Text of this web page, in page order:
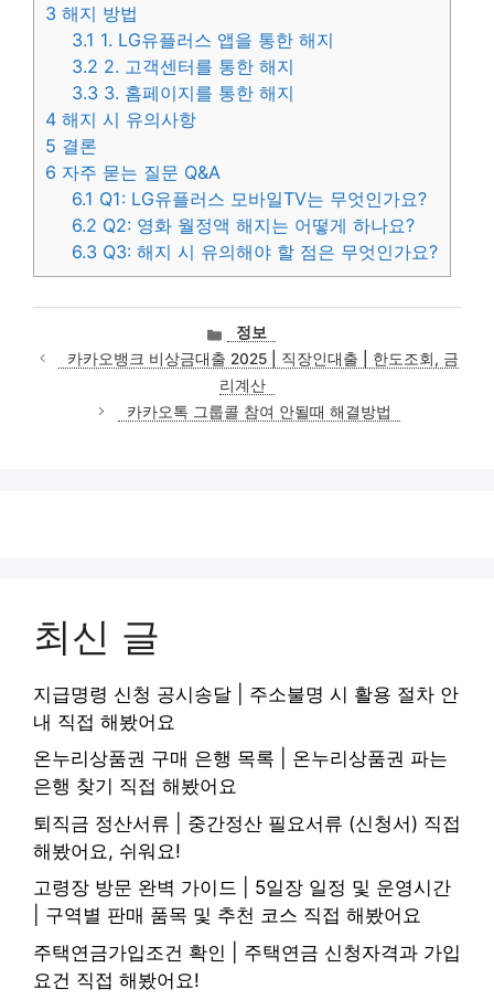
3 해지 방법
3.1 1. LG유플러스 앱을 통한 해지
3.2 2. 고객센터를 통한 해지
3.3 3. 홈페이지를 통한 해지
4 해지 시 유의사항
5 결론
6 자주 묻는 질문 Q&A
6.1 Q1: LG유플러스 모바일TV는 무엇인가요?
6.2 Q2: 영화 월정액 해지는 어떻게 하나요?
6.3 Q3: 해지 시 유의해야 할 점은 무엇인가요?
카
테
고
리
정보
카카오뱅크 비상금대출 2025 | 직장인대출 | 한도조회, 금
리계산
카카오톡 그룹콜 참여 안될때 해결방법
최신 글
지급명령 신청 공시송달 | 주소불명 시 활용 절차 안
내 직접 해봤어요
온누리상품권 구매 은행 목록 | 온누리상품권 파는
은행 찾기 직접 해봤어요
퇴직금 정산서류 | 중간정산 필요서류 (신청서) 직접
해봤어요, 쉬워요!
고령장 방문 완벽 가이드 | 5일장 일정 및 운영시간
| 구역별 판매 품목 및 추천 코스 직접 해봤어요
주택연금가입조건 확인 | 주택연금 신청자격과 가입
요건 직접 해봤어요!